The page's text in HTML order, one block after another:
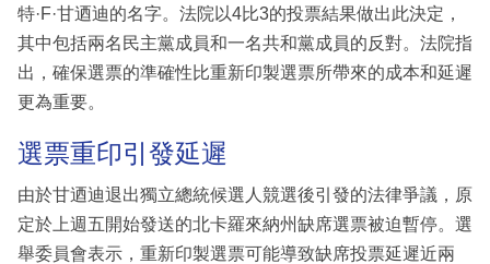
特·F·甘迺迪的名字。法院以4比3的投票結果做出此決定，
其中包括兩名民主黨成員和一名共和黨成員的反對。法院指
出，確保選票的準確性比重新印製選票所帶來的成本和延遲
更為重要。
選票重印引發延遲
由於甘迺迪退出獨立總統候選人競選後引發的法律爭議，原
定於上週五開始發送的北卡羅來納州缺席選票被迫暫停。選
舉委員會表示，重新印製選票可能導致缺席投票延遲近兩